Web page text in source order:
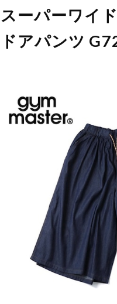
スーパーワイ
ドアパンツ